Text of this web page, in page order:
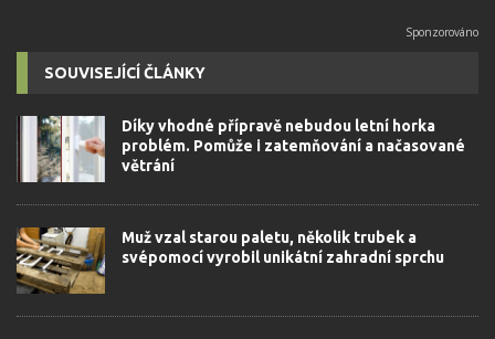
SOUVISEJÍCÍ ČLÁNKY
Díky vhodné přípravě nebudou letní horka
problém. Pomůže i zatemňování a načasované
větrání
Muž vzal starou paletu, několik trubek a
svépomocí vyrobil unikátní zahradní sprchu